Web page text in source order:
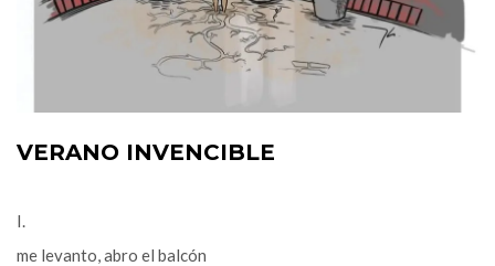
VERANO INVENCIBLE
I.
me levanto, abro el balcón